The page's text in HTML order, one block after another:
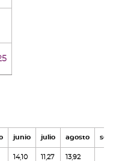
junio julio agosto
14,10 11,27 13,92